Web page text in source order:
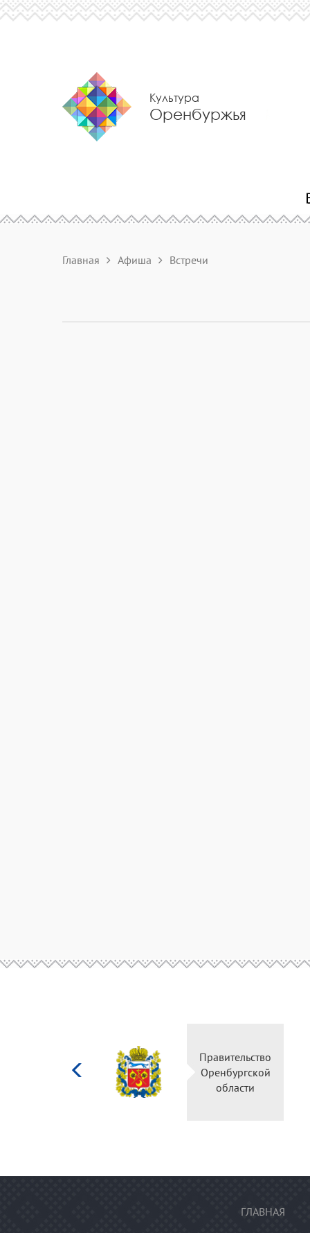
Культура
Оренбуржья
Главная Афиша Встречи
Министерство
культуры
Российской
федерации
ГЛАВНАЯ